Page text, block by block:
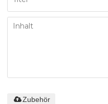
Zubehör